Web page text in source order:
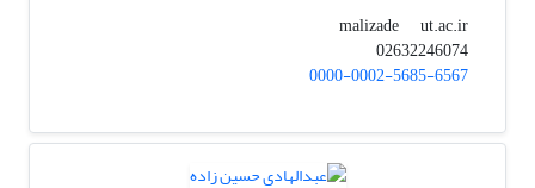
malizade
ut.ac.ir
02632246074
0000-0002-5685-6567